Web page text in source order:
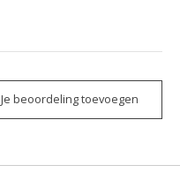
Je beoordeling toevoegen